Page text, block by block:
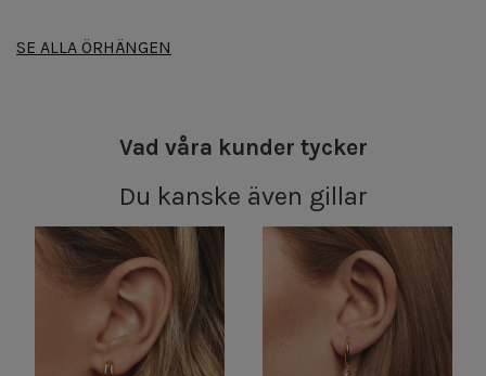
SE ALLA ÖRHÄNGEN
Vad våra kunder tycker
Du kanske även gillar